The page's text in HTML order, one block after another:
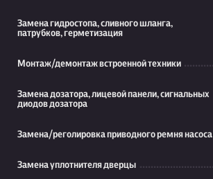
Замена гидростопа, сливного шланга,
патрубков, герметизация
Монтаж/демонтаж встроенной техники
Замена дозатора, лицевой панели, сигнальных
диодов дозатора
Замена/реголировка приводного ремня насоса
Замена уплотнителя дверцы